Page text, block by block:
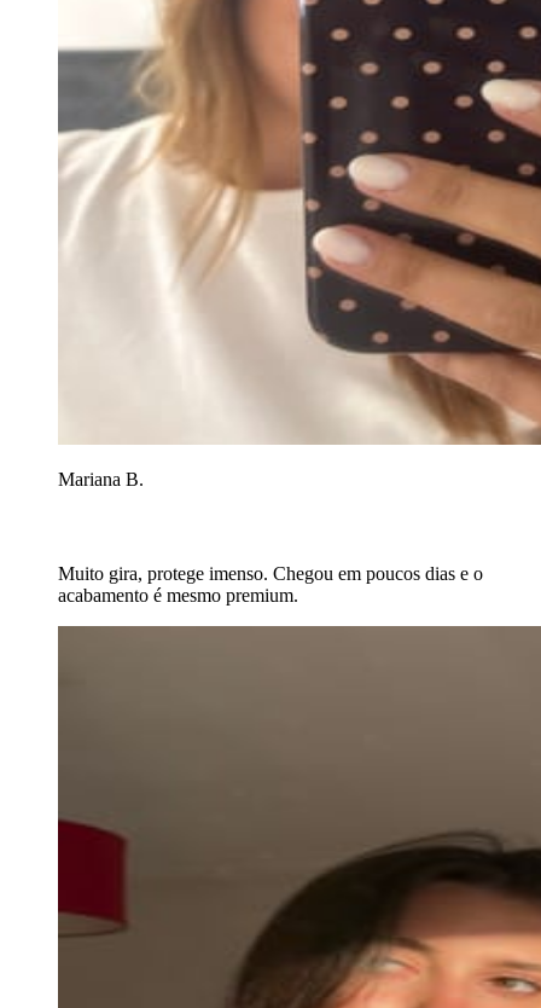
Mariana B.
Muito gira, protege imenso. Chegou em poucos dias e o
acabamento é mesmo premium.